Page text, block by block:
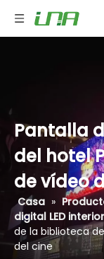
Pantalla
del hotel
de vídeo
Casa »
digital LED interior
de la biblioteca
del cine